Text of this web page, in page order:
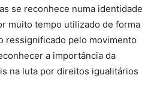
se reconhece numa identidade
muito tempo utilizado de forma
ressignificado pelo movimento
a importância da
na luta por direitos igualitários